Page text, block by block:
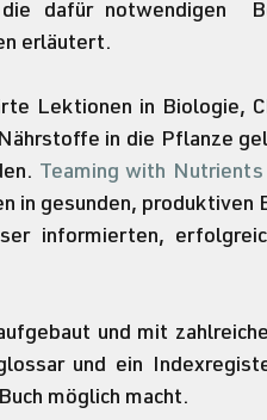
die dafür notwendigen
erläutert.
Lektionen in Biologie,
in die Pflanze
Teaming with Nutrients
in gesunden, produktiven
informierten,
und mit
und ein
möglich macht.